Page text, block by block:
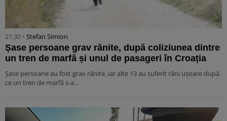
21:30 • Stefan Simion
Șase persoane grav rănite, după coliziunea dintre
un tren de marfă și unul de pasageri în Croația
Șase persoane au fost grav rănite, iar alte 13 au suferit răni ușoare după
ce un tren de marfă s-a…